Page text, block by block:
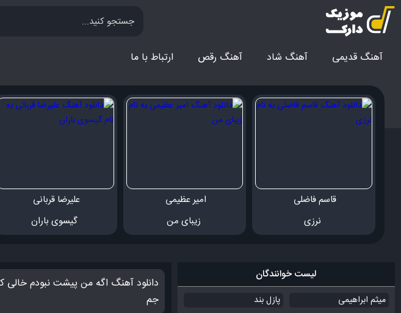
آهنگ قدیمی آهنگ‌ شاد آهنگ رقص ارتباط با ما
قاسم فاضلی
نرزی
امیر عظیمی
زیبای من
علیرضا قربانی
گیسوی باران
دانلود آهنگ اگه من پیشت نبودم خالی
جم
لیست خوانندگان
میثم ابراهیمی
پازل بند